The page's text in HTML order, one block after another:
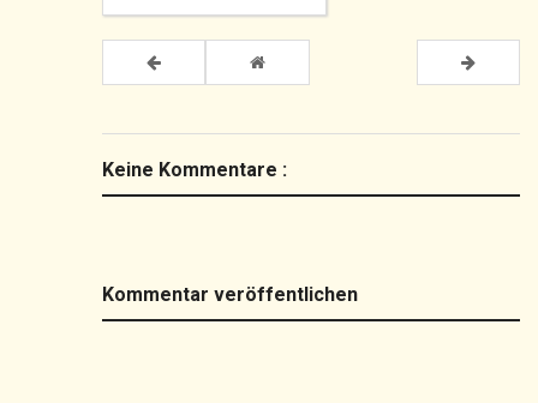
Keine Kommentare :
Kommentar veröffentlichen